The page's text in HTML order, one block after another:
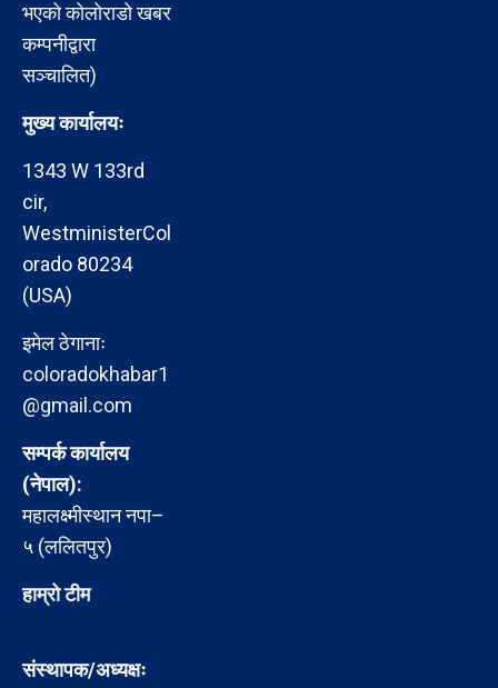
भएको कोलोराडो खबर
कम्पनीद्वारा
सञ्चालित)
मुख्य कार्यालयः
1343 W 133rd
cir,
WestministerCol
orado 80234
(USA)
इमेल ठेगानाः
coloradokhabar1
@gmail.com
सम्पर्क कार्यालय
(नेपाल):
महालक्ष्मीस्थान नपा–
५ (ललितपुर)
हाम्रो टीम
संस्थापक/अध्यक्षः